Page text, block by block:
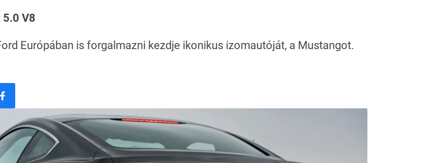
5.0 V8
Európában is forgalmazni kezdje ikonikus izomautóját, a Mustangot.